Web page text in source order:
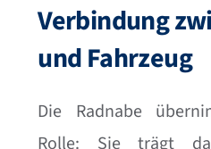
Verbindung
und Fahrzeug
Die Radnabe
Rolle: Sie trägt